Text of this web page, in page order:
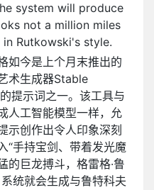
system will produce
not a million miles
Rutkowski's style.
如今是上个月末推出的
术生成器Stable
提示词之一。该工具与
人工智能模型一样，允
示创作出令人印象深刻
“手持宝剑、带着发光魔
的巨龙搏斗，格雷格·鲁
统就会生成与鲁特科夫